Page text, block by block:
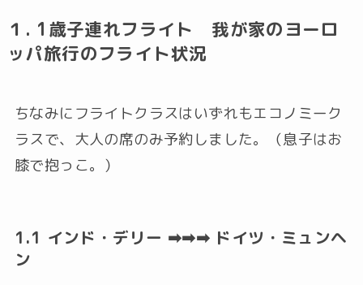
１. 1歳子連れフライト 我が家のヨーロ
ッパ旅行のフライト状況
ちなみにフライトクラスはいずれもエコノミーク
ラスで、大人の席のみ予約しました。（息子はお
膝で抱っこ。）
1.1 インド・デリー ➡➡➡ ドイツ・ミュンヘ
ン